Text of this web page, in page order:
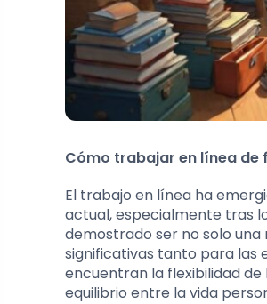
Cómo trabajar en línea
El trabajo en línea ha
actual, especialmente tras
demostrado ser no solo
significativas tanto para las
encuentran la flexibilidad
equilibrio entre la vida